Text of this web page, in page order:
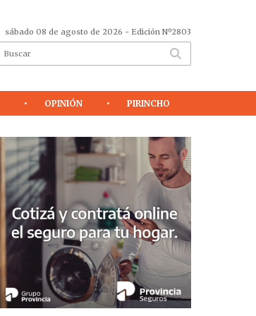
sábado 08 de agosto de 2026 - Edición Nº2803
OPINIÓN PIRINCHO